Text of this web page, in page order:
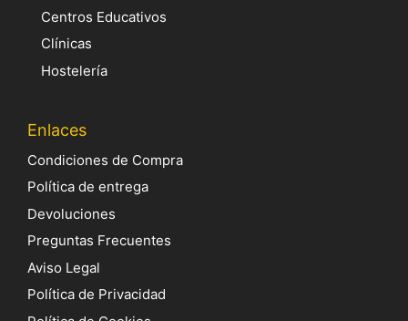
Centros Educativos
Clínicas
Hostelería
Enlaces
Condiciones de Compra
Política de entrega
Devoluciones
Preguntas Frecuentes
Aviso Legal
Política de Privacidad